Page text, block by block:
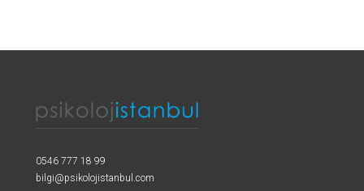
0546 777 18 99
bilgi@psikolojistanbul.com